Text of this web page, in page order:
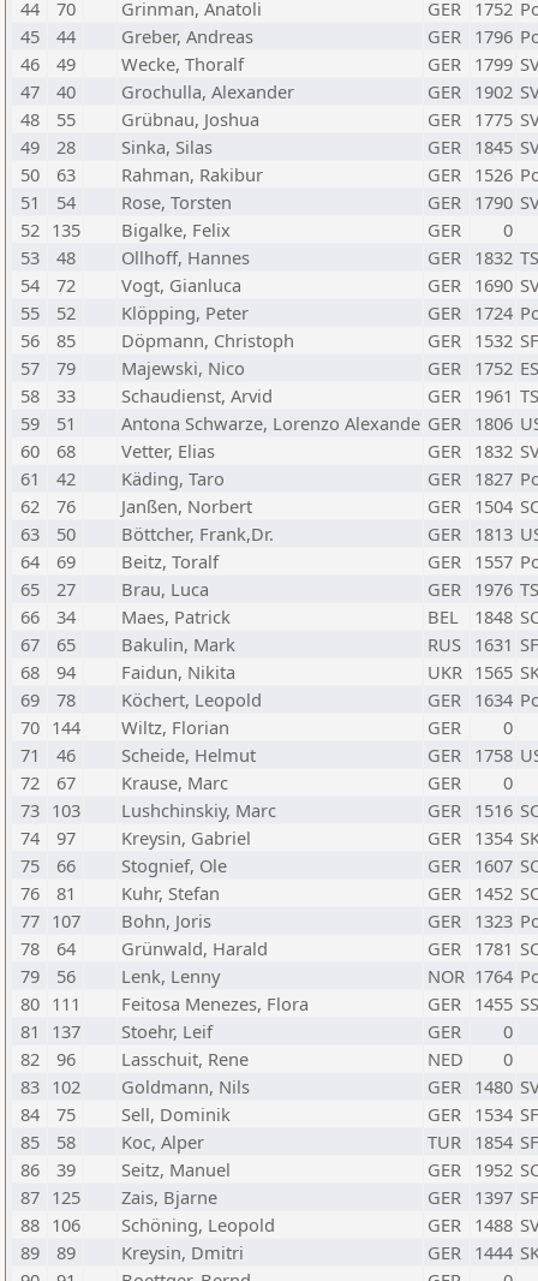
44
70 Grinman, Anatoli GER 1752
45
44 Greber, Andreas GER 1796
46
49 Wecke, Thoralf GER 1799
47
40 Grochulla, Alexander GER 1902
48
55 Grübnau, Joshua GER 1775
49
28 Sinka, Silas GER 1845
50
63 Rahman, Rakibur GER 1526
51
54 Rose, Torsten GER 1790
52 135 Bigalke, Felix GER
0
53
48 Ollhoff, Hannes GER 1832
54
72 Vogt, Gianluca GER 1690
55
52 Klöpping, Peter GER 1724
56
85 Döpmann, Christoph GER 1532
57
79 Majewski, Nico GER 1752
58
33 Schaudienst, Arvid GER 1961
59
51 Antona Schwarze, Lorenzo Alexande GER 1806
60
68 Vetter, Elias GER 1832
61
42 Käding, Taro GER 1827
62
76 Janßen, Norbert GER 1504
63
50 Böttcher, Frank,Dr. GER 1813
64
69 Beitz, Toralf GER 1557
65
27 Brau, Luca GER 1976
66
34 Maes, Patrick BEL 1848
67
65 Bakulin, Mark RUS 1631
68
94 Faidun, Nikita UKR 1565
69
78 Köchert, Leopold GER 1634
70 144 Wiltz, Florian GER
0
71
46 Scheide, Helmut GER 1758
72
67 Krause, Marc GER
0
73 103 Lushchinskiy, Marc GER 1516
74
97 Kreysin, Gabriel GER 1354
75
66 Stognief, Ole GER 1607
76
81 Kuhr, Stefan GER 1452
77 107 Bohn, Joris GER 1323
78
64 Grünwald, Harald GER 1781
79
56 Lenk, Lenny NOR 1764
80 111 Feitosa Menezes, Flora GER 1455
81
137 Stoehr, Leif GER
0
82
96 Lasschuit, Rene NED
0
83 102 Goldmann, Nils GER 1480
84
75 Sell, Dominik GER 1534
85
58 Koc, Alper TUR 1854
86
39 Seitz, Manuel GER 1952
87 125 Zais, Bjarne GER 1397
88 106 Schöning, Leopold GER 1488
89
89 Kreysin, Dmitri GER 1444